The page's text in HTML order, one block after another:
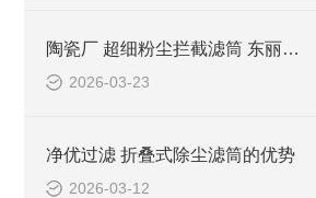
陶瓷厂 超细粉尘拦截滤筒 东丽覆膜滤材
2026-03-23
净优过滤 折叠式除尘滤筒的优势
2026-03-12